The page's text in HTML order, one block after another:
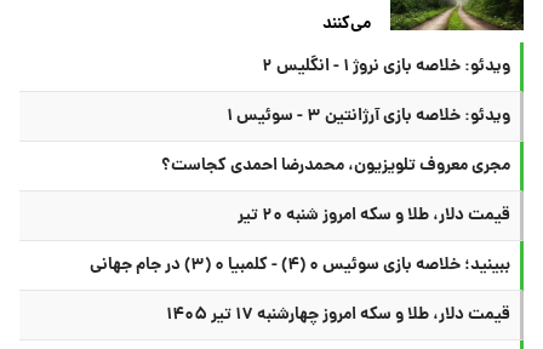
می‌کنند
ویدئو: خلاصه بازی نروژ ۱ - انگلیس ۲
ویدئو: خلاصه بازی آرژانتین ۳ - سوئیس ۱
مجری معروف تلویزیون، محمدرضا احمدی کجاست؟
قیمت دلار، طلا و سکه امروز شنبه ۲۰ تیر
ببینید؛ خلاصه بازی سوئیس ۰ (۴) - کلمبیا ۰ (۳) در جام جهانی
قیمت دلار، طلا و سکه امروز چهارشنبه ۱۷ تیر ۱۴۰۵